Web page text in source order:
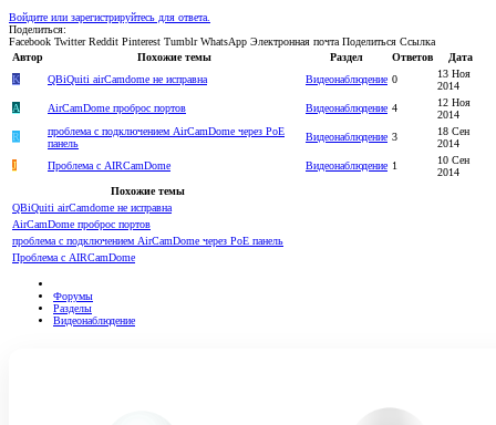
Войдите или зарегистрируйтесь для ответа.
Поделиться:
Facebook Twitter Reddit Pinterest Tumblr WhatsApp Электронная почта Поделиться Ссылка
Автор
Похожие темы Раздел Ответов
Дата
K
QBiQuiti airCamdome не исправна Видеонаблюдение 0
13 Ноя
2014
А
AirCamDome проброс портов Видеонаблюдение 4
12 Ноя
2014
R
проблема с подключением AirCamDome через PoE
панель
Видеонаблюдение 3
18 Сен
2014
J
Проблема с AIRCamDome Видеонаблюдение 1
10 Сен
2014
Похожие темы
QBiQuiti airCamdome не исправна
AirCamDome проброс портов
проблема с подключением AirCamDome через PoE панель
Проблема с AIRCamDome
Форумы
Разделы
Видеонаблюдение